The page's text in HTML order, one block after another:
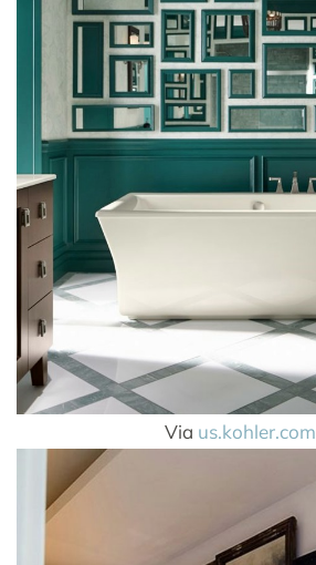
Via us.kohler.com